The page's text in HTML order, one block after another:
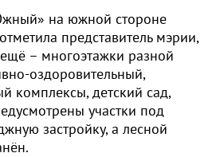
на южной стороне
представитель мэрии,
– многоэтажки разной
оздоровительный,
комплексы, детский сад,
участки под
застройку, а лесной